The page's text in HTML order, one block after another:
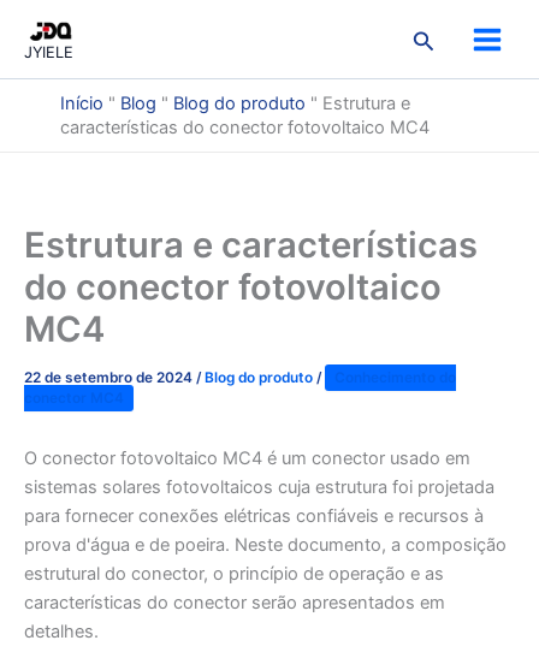
para
conteúdo
JYIELE
Pesquisar
Início " Blog " Blog do produto " Estrutura e
características do conector fotovoltaico MC4
Estrutura e características
do conector fotovoltaico
MC4
22 de setembro de 2024 /Blog do produto /
O conector fotovoltaico MC4 é um conector usado em
sistemas solares fotovoltaicos cuja estrutura foi projetada
para fornecer conexões elétricas confiáveis e recursos à
prova d'água e de poeira. Neste documento, a composição
estrutural do conector, o princípio de operação e as
características do conector serão apresentados em
detalhes.
produto